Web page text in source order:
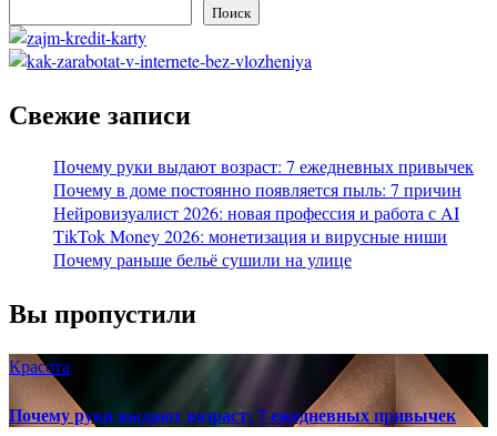
Поиск
Свежие записи
Почему руки выдают возраст: 7 ежедневных привычек
Почему в доме постоянно появляется пыль: 7 причин
Нейровизуалист 2026: новая профессия и работа с AI
TikTok Money 2026: монетизация и вирусные ниши
Почему раньше бельё сушили на улице
Вы пропустили
Красота
Почему руки выдают возраст: 7 ежедневных привычек